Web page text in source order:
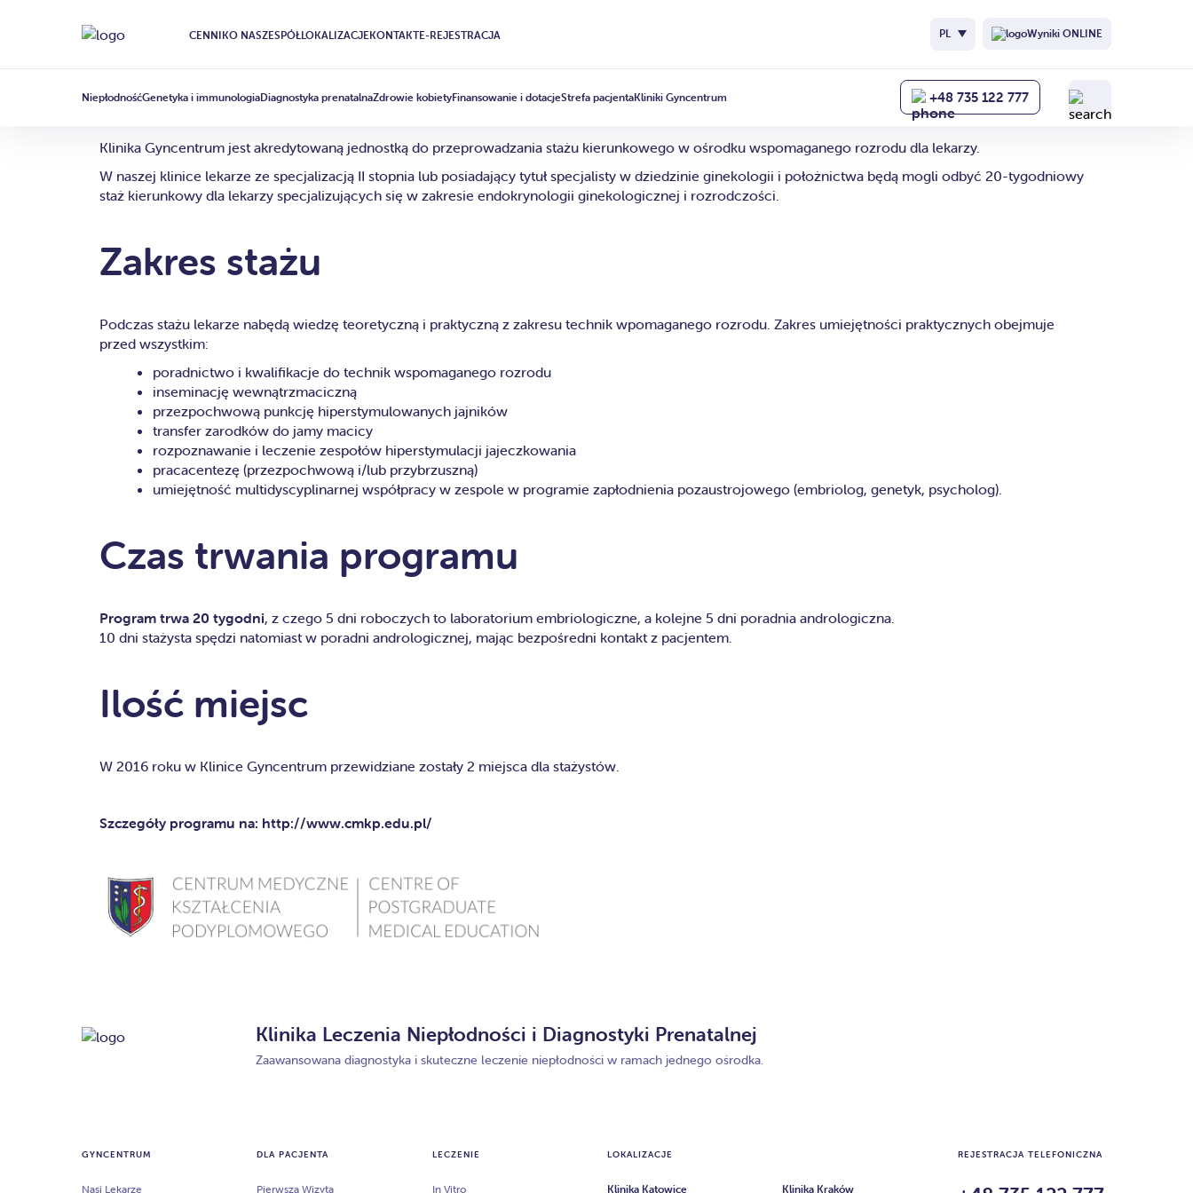
CENNIKO NASZESPÓŁLOKALIZACJEKONTAKTE-REJESTRACJA PL Wyniki ONLINE
NiepłodnośćGenetyka i immunologiaDiagnostyka prenatalnaZdrowie kobietyFinansowanie i dotacjeStrefa pacjentaKliniki Gyncentrum +48 735 122 777
Akredytowany Ośrodek Szkoleniowy
Klinika Gyncentrum jest akredytowaną jednostką do przeprowadzania stażu kierunkowego w ośrodku wspomaganego rozrodu dla lekarzy.
W naszej klinice lekarze ze specjalizacją II stopnia lub posiadający tytuł specjalisty w dziedzinie ginekologii i położnictwa będą mogli odbyć 20-tygodniowy
staż kierunkowy dla lekarzy specjalizujących się w zakresie endokrynologii ginekologicznej i rozrodczości.
Zakres stażu
Podczas stażu lekarze nabędą wiedzę teoretyczną i praktyczną z zakresu technik wpomaganego rozrodu. Zakres umiejętności praktycznych obejmuje
przed wszystkim:
poradnictwo i kwalifikacje do technik wspomaganego rozrodu
inseminację wewnątrzmaciczną
przezpochwową punkcję hiperstymulowanych jajników
transfer zarodków do jamy macicy
rozpoznawanie i leczenie zespołów hiperstymulacji jajeczkowania
pracacentezę (przezpochwową i/lub przybrzuszną)
umiejętność multidyscyplinarnej współpracy w zespole w programie zapłodnienia pozaustrojowego (embriolog, genetyk, psycholog).
Czas trwania programu
Program trwa 20 tygodni, z czego 5 dni roboczych to laboratorium embriologiczne, a kolejne 5 dni poradnia andrologiczna.
10 dni stażysta spędzi natomiast w poradni andrologicznej, mając bezpośredni kontakt z pacjentem.
Ilość miejsc
W 2016 roku w Klinice Gyncentrum przewidziane zostały 2 miejsca dla stażystów.
Szczegóły programu na: http://www.cmkp.edu.pl/
Klinika Leczenia Niepłodności i Diagnostyki Prenatalnej
Zaawansowana diagnostyka i skuteczne leczenie niepłodności w ramach jednego ośrodka.
GYNCENTRUM
Nasi Lekarze
DLA PACJENTA
Pierwsza Wizyta
LECZENIE
In Vitro
LOKALIZACJE
Klinika Katowice Klinika Kraków
REJESTRACJA TELEFONICZNA